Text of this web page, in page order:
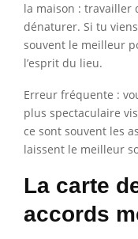
la maison : travailler
dénaturer. Si tu
souvent le meilleur
l’esprit du lieu.
Erreur fréquente :
plus spectaculaire
ce sont souvent les
laissent le meilleur
La carte
accords